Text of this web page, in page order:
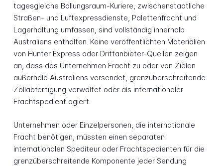
tagesgleiche Ballungsraum-Kuriere, zwischenstaatliche
Straßen- und Luftexpressdienste, Palettenfracht und
Lagerhaltung umfassen, sind vollständig innerhalb
Australiens enthalten. Keine veröffentlichten Materialien
von Hunter Express oder Drittanbieter-Quellen zeigen
an, dass das Unternehmen Fracht zu oder von Zielen
außerhalb Australiens versendet, grenzüberschreitende
Zollabfertigung verwaltet oder als internationaler
Frachtspedient agiert.
Unternehmen oder Einzelpersonen, die internationale
Fracht benötigen, müssten einen separaten
internationalen Spediteur oder Frachtspedienten für die
grenzüberschreitende Komponente jeder Sendung